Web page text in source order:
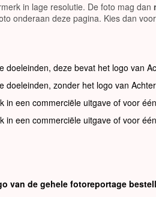
in lage resolutie. De foto mag dan
onderaan deze pagina. Kies dan
doeleinden, deze bevat het logo van
doeleinden, zonder het logo van
in een commerciële uitgave of voor
in een commerciële uitgave of voor
van de gehele fotoreportage